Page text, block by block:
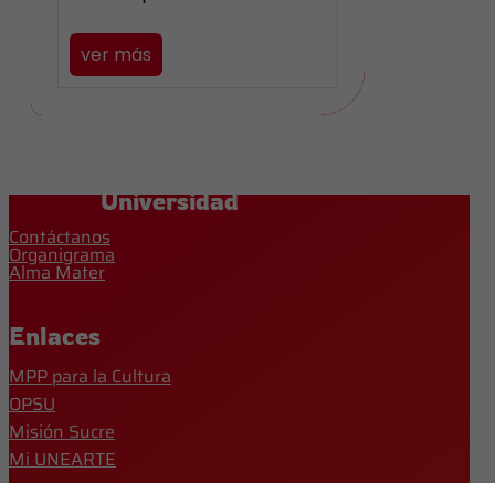
ver más
Universidad
Contáctanos
Organigrama
Alma Mater
Enlaces
MPP para la Cultura
OPSU
Misión Sucre
Mi UNEARTE